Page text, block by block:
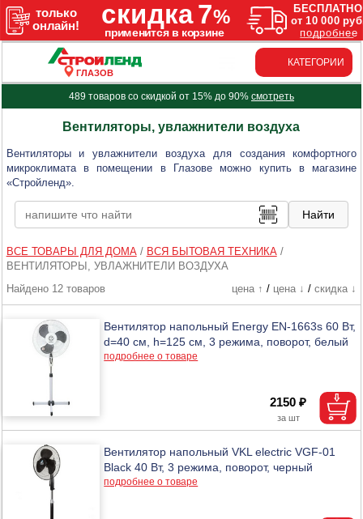
ГЛАЗОВ
КАТЕГОРИИ
489 товаров со скидкой от 15% до 90% смотреть
Вентиляторы, увлажнители воздуха
Вентиляторы и увлажнители воздуха для создания комфортного
микроклимата в помещении в Глазове можно купить в магазине
«Стройленд».
ВСЕ ТОВАРЫ ДЛЯ ДОМА/ ВСЯ БЫТОВАЯ ТЕХНИКА/
ВЕНТИЛЯТОРЫ, УВЛАЖНИТЕЛИ ВОЗДУХА
Найдено 12 товаров
цена ↑ / цена ↓ / скидка ↓
Вентилятор напольный Energy EN-1663s 60 Вт,
d=40 см, h=125 см, 3 режима, поворот, белый
подробнее о товаре
2150 ₽
Вентилятор напольный VKL electric VGF-01
Black 40 Вт, 3 режима, поворот, черный
подробнее о товаре